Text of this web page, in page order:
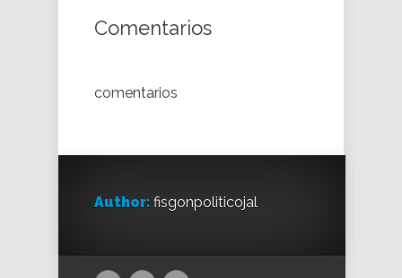
Comentarios
comentarios
Author: fisgonpoliticojal